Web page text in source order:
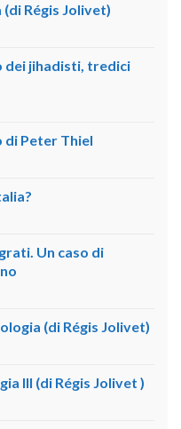
Régis Jolivet)
dei jihadisti, tredici
di Peter Thiel
Un caso di
(di Régis Jolivet)
III (di Régis Jolivet )